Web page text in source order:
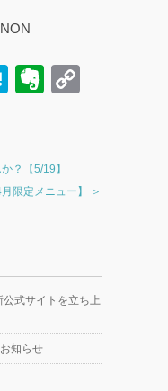
H
n
a
E
n
ot Li
？【5/19】
限定メニュー】 ＞
式サイトを立ち上
知らせ